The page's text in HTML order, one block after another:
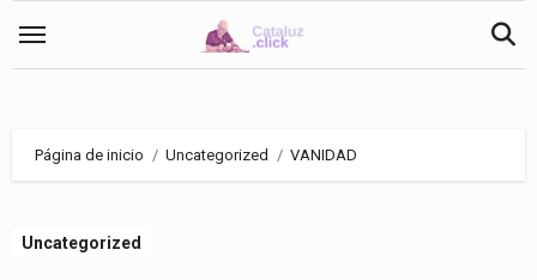
Página de inicio Uncategorized VANIDAD
Uncategorized